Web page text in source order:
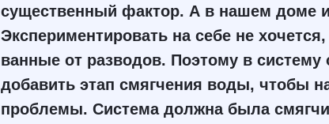
существенный фактор. А в нашем доме
Экспериментировать на себе не
ванные от разводов. Поэтому в
добавить этап смягчения воды, чтобы
проблемы. Система должна была